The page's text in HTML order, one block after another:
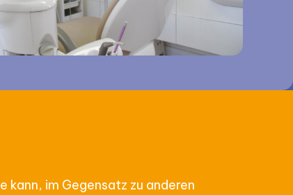
kann, im Gegensatz zu anderen